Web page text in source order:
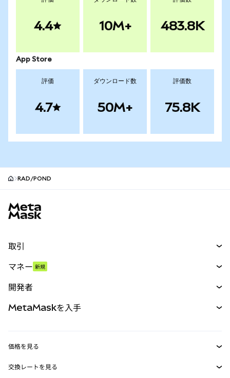
4.4 10M+ 483.8K
App Store
評価
4.7
ダウンロード数
50M+
評価数
75.8K
RAD/POND
取引
パーペチュアル
RWA
マネー 新規
開発者
MetaMask Connect
MetaMaskを入手
価格を見る
イーサリアムの価格
交換レートを見る